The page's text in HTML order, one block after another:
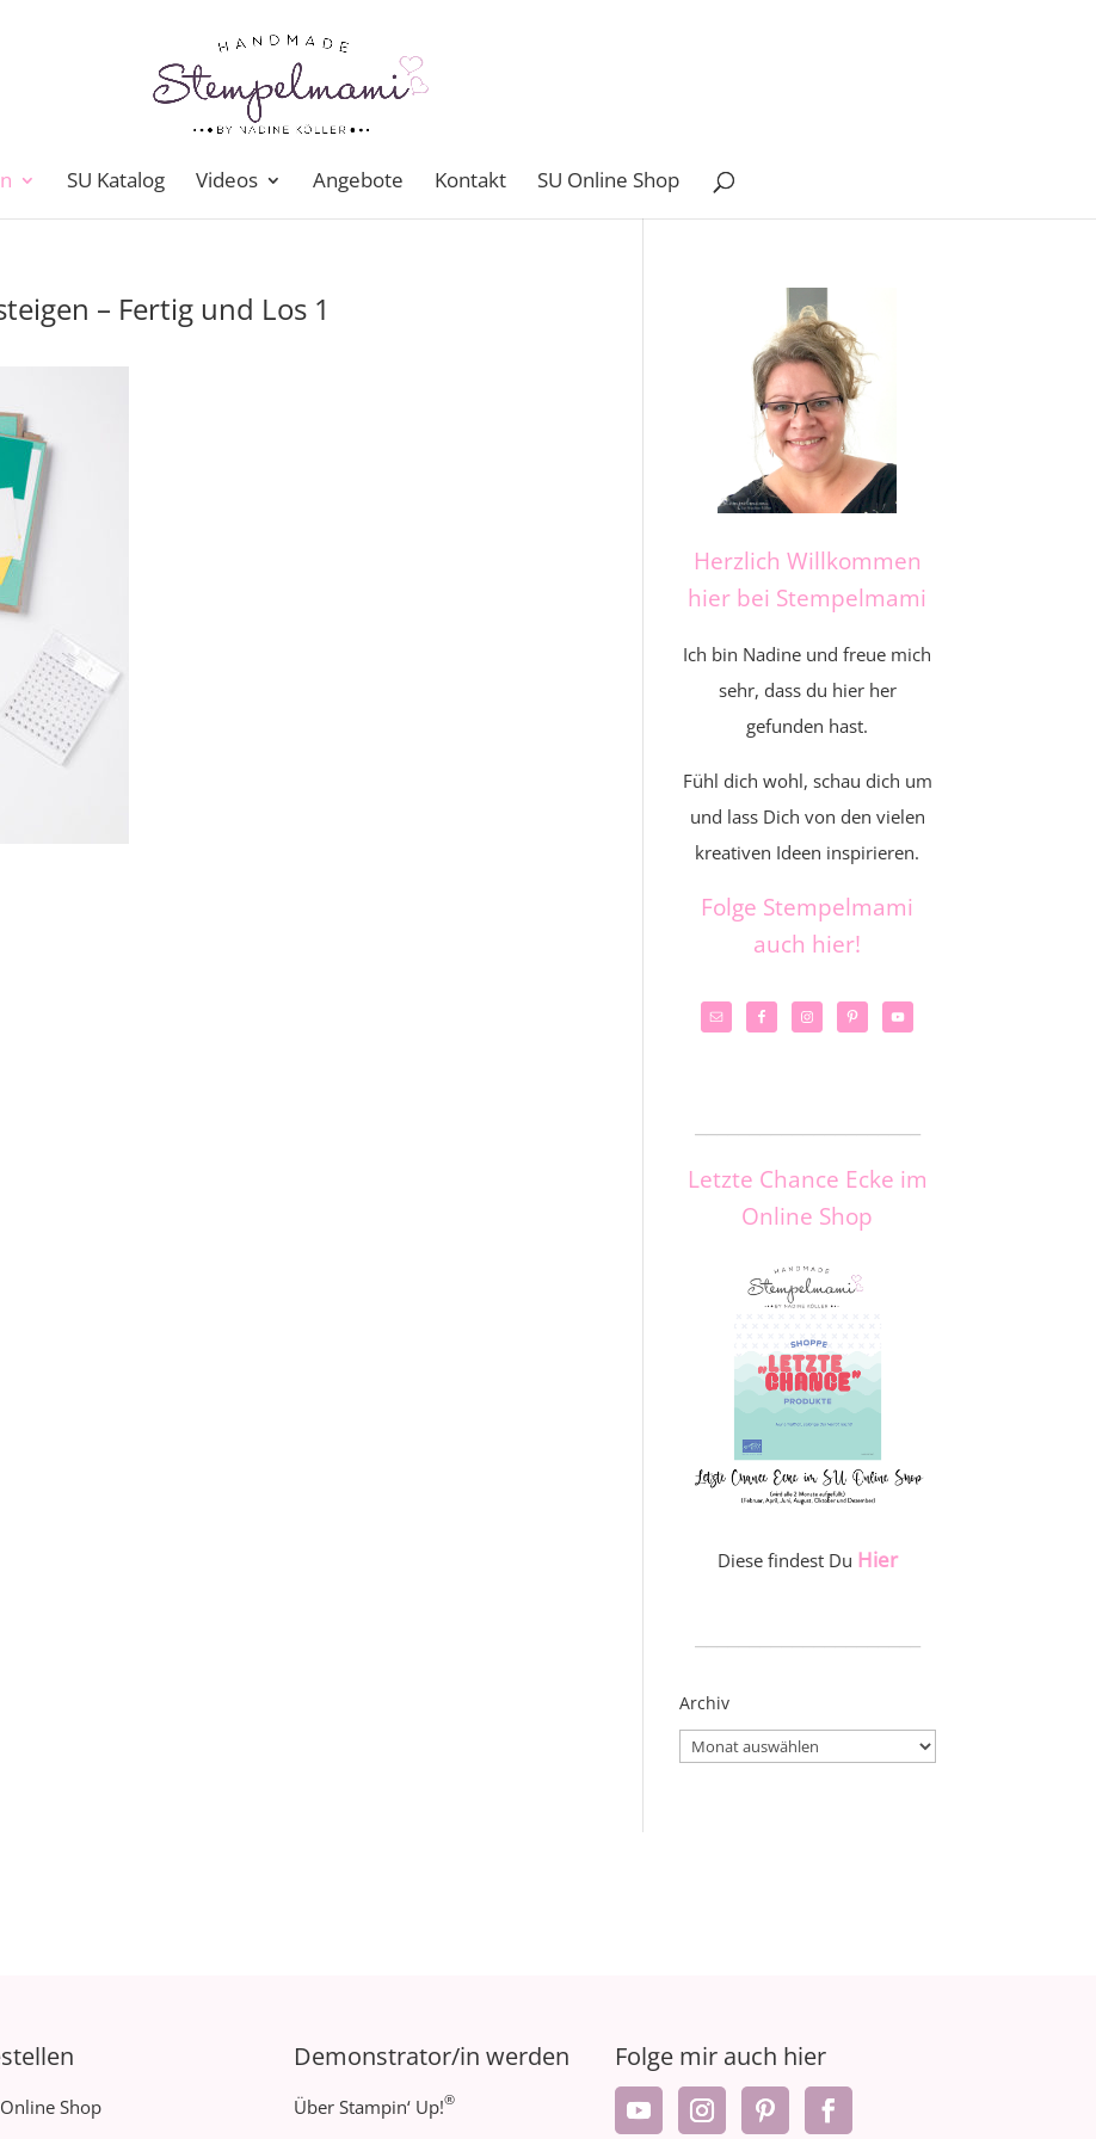
SU Katalog Videos Angebote Kontakt SU Online Shop
– Fertig und Los 1
Herzlich Willkommen
hier bei Stempelmami
Ich bin Nadine und freue mich
sehr, dass du hier her
gefunden hast.
Fühl dich wohl, schau dich um
und lass Dich von den vielen
kreativen Ideen inspirieren.
Folge Stempelmami
auch hier!
Letzte Chance Ecke im
Online Shop
Diese findest Du Hier
Archiv
Archiv
Shop
Demonstrator/in werden
Über Stampin‘ Up!®
Folge mir auch hier